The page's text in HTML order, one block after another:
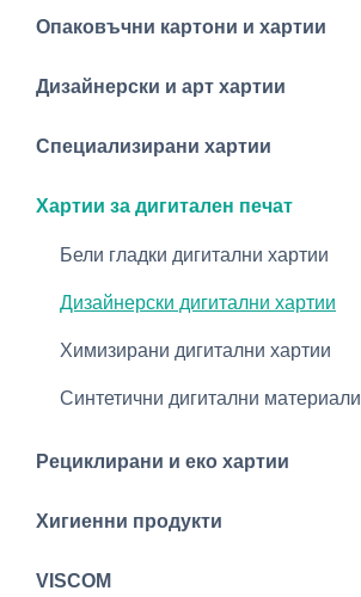
Опаковъчни картони и хартии
Дизайнерски и арт хартии
Специализирани хартии
Хартии за дигитален печат
Бели гладки дигитални хартии
Дизайнерски дигитални хартии
Химизирани дигитални хартии
Синтетични дигитални материали
Рециклирани и еко хартии
Хигиенни продукти
VISCOM